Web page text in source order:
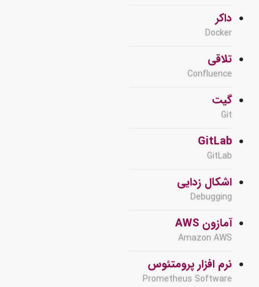
داکر
Docker
تلاقی
Confluence
گیت
Git
GitLab
GitLab
اشکال زدایی
Debugging
آمازون AWS
Amazon AWS
نرم افزار پرومتئوس
Prometheus Software